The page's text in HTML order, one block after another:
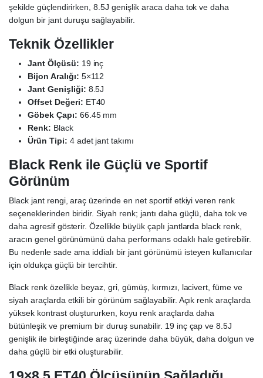
şekilde güçlendirirken, 8.5J genişlik araca daha tok ve daha
dolgun bir jant duruşu sağlayabilir.
Teknik Özellikler
Jant Ölçüsü: 19 inç
Bijon Aralığı: 5×112
Jant Genişliği: 8.5J
Offset Değeri: ET40
Göbek Çapı: 66.45 mm
Renk: Black
Ürün Tipi: 4 adet jant takımı
Black Renk ile Güçlü ve Sportif
Görünüm
Black jant rengi, araç üzerinde en net sportif etkiyi veren renk
seçeneklerinden biridir. Siyah renk; jantı daha güçlü, daha tok ve
daha agresif gösterir. Özellikle büyük çaplı jantlarda black renk,
aracın genel görünümünü daha performans odaklı hale getirebilir.
Bu nedenle sade ama iddialı bir jant görünümü isteyen kullanıcılar
için oldukça güçlü bir tercihtir.
Black renk özellikle beyaz, gri, gümüş, kırmızı, lacivert, füme ve
siyah araçlarda etkili bir görünüm sağlayabilir. Açık renk araçlarda
yüksek kontrast oluştururken, koyu renk araçlarda daha
bütünleşik ve premium bir duruş sunabilir. 19 inç çap ve 8.5J
genişlik ile birleştiğinde araç üzerinde daha büyük, daha dolgun ve
daha güçlü bir etki oluşturabilir.